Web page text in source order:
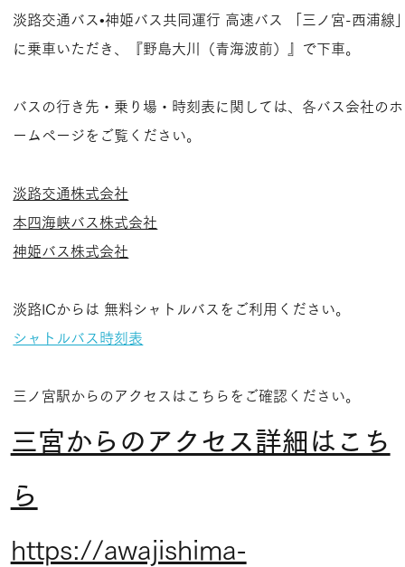
淡路交通バス•神姫バス共同運行 高速バス 「三ノ宮-西浦線
に乗車いただき、『野島大川（青海波前）』で下車。​
バスの行き先・乗り場・時刻表に関しては、各バス会社のホ
ームページをご覧ください。​
淡路交通株式会社
本四海峡バス株式会社
神姫バス株式会社
淡路ICからは 無料シャトルバスをご利用ください。​
シャトルバス時刻表​
三ノ宮駅からのアクセスはこちらをご確認ください。
三宮からのアクセス詳細はこち
ら
https://awajishima-